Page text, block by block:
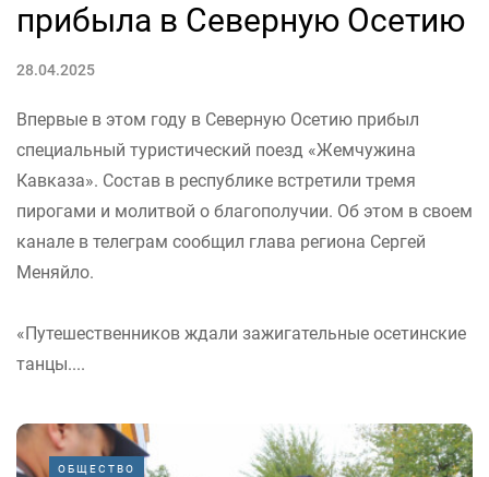
прибыла в Северную Осетию
28.04.2025
Впервые в этом году в Северную Осетию прибыл
специальный туристический поезд «Жемчужина
Кавказа». Состав в республике встретили тремя
пирогами и молитвой о благополучии. Об этом в своем
канале в телеграм сообщил глава региона Сергей
Меняйло.
«Путешественников ждали зажигательные осетинские
танцы....
ОБЩЕСТВО